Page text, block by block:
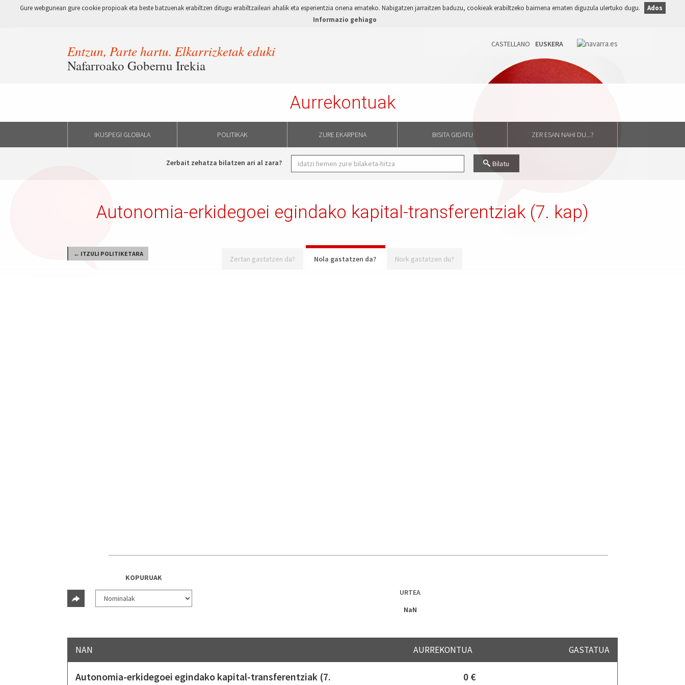
Gure webgunean gure cookie propioak eta beste batzuenak erabiltzen ditugu erabiltzaileari ahalik eta esperientzia onena emateko. Nabigatzen jarraitzen baduzu, cookieak erabiltzeko baimena ematen diguzula ulertuko dugu.
Ados
Informazio gehiago
Entzun, Parte hartu. Elkarrizketak eduki
Nafarroako Gobernu Irekia
Aurrekontuak
IKUSPEGI GLOBALA POLITIKAK ZURE EKARPENA BISITA GIDATU ZER ESAN NAHI DU...?
Zerbait zehatza bilatzen ari al zara? Bilatu
← ITZULI POLITIKETARA
Autonomia-erkidegoei egindako kapital-transferentziak (7. kap)
Zertan gastatzen da? Nola gastatzen da? Nork gastatzen du?
KOPURUAK
URTEA
NaN
NAN AURREKONTUA GASTATUA
Autonomia-erkidegoei egindako kapital-transferentziak (7.
0 €